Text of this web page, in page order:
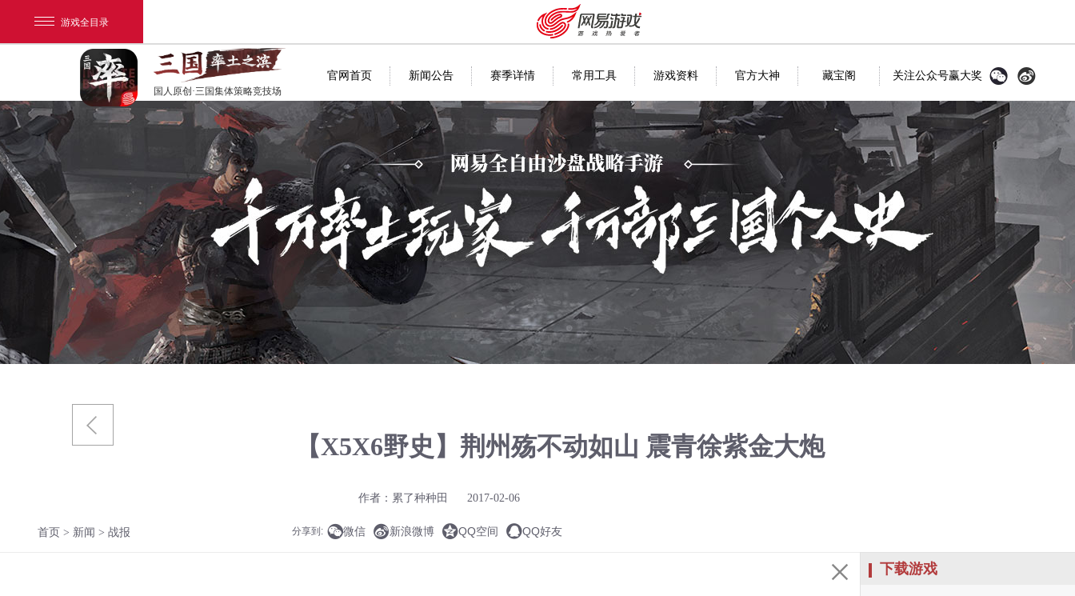
游戏全目录
网易游戏
游戏爱好者
我的足迹： 率土之滨
安卓充值 客服中心
国人原创·三国集体策略竞技场
官网首页 新闻公告 赛季详情 常用工具 游戏资料 官方大神 藏宝阁 关注公众号赢大奖
【X5X6野史】荆州殇不动如山 震青徐紫金大炮
首页 > 新闻 > 战报
作者：累了种种田 2017-02-06
分享到: 微信 新浪微博 QQ空间 QQ好友
下载游戏